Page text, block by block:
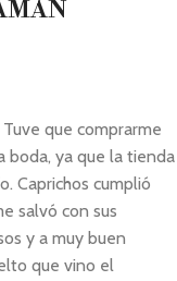
que comprarme
boda, ya que la tienda
Caprichos cumplió
salvó con sus
y a muy buen
que vino el